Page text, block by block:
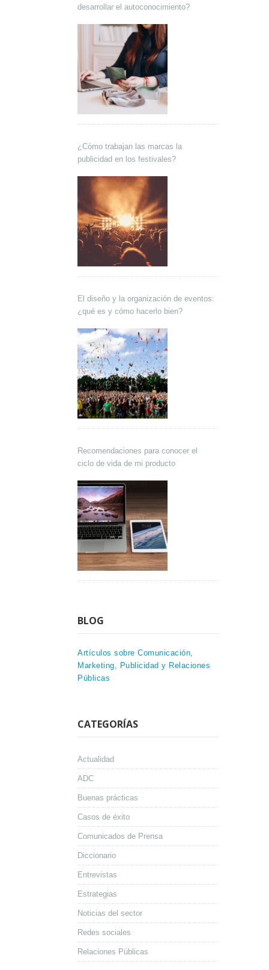
desarrollar el autoconocimiento?
¿Cómo trabajan las marcas la
publicidad en los festivales?
El diseño y la organización de eventos:
¿qué es y cómo hacerlo bien?
Recomendaciones para conocer el
ciclo de vida de mi producto
BLOG
Artículos sobre Comunicación,
Marketing, Publicidad y Relaciones
Públicas
CATEGORÍAS
Actualidad
ADC
Buenas prácticas
Casos de éxito
Comunicados de Prensa
Diccionario
Entrevistas
Estrategias
Noticias del sector
Redes sociales
Relaciones Públicas